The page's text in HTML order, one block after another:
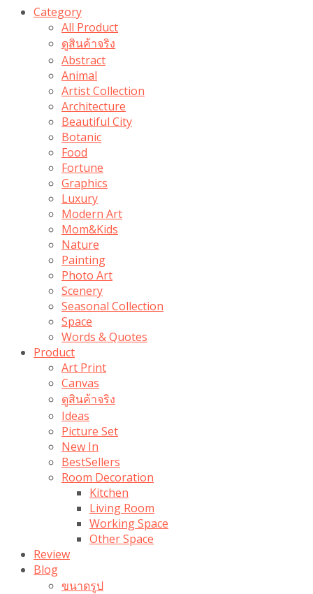
Category
All Product
ดูสินค้าจริง
Abstract
Animal
Artist Collection
Architecture
Beautiful City
Botanic
Food
Fortune
Graphics
Luxury
Modern Art
Mom&Kids
Nature
Painting
Photo Art
Scenery
Seasonal Collection
Space
Words & Quotes
Product
Art Print
Canvas
ดูสินค้าจริง
Ideas
Picture Set
New In
BestSellers
Room Decoration
Kitchen
Living Room
Working Space
Other Space
Review
Blog
ขนาดรูป